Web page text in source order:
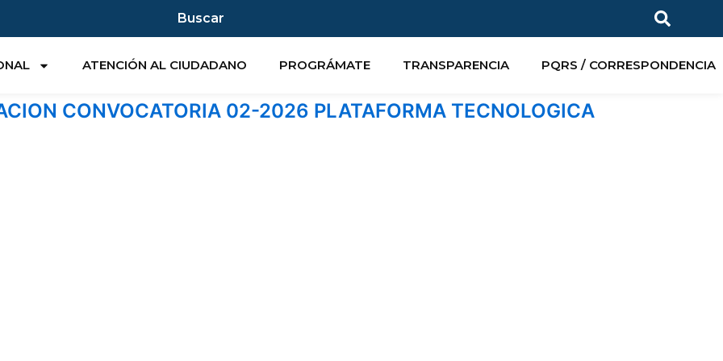
Buscar
ATENCIÓN AL CIUDADANO PROGRÁMATE TRANSPARENCIA PQRS / CORRESPONDENCIA
CONVOCATORIA 02-2026 PLATAFORMA TECNOLOGICA